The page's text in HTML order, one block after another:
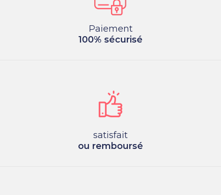
Paiement
100% sécurisé
satisfait
ou remboursé